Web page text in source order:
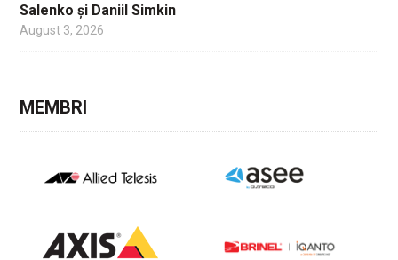
Salenko și Daniil Simkin
August 3, 2026
MEMBRI